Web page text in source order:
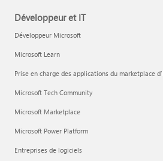
Développeur et IT
Développeur Microsoft
Microsoft Learn
Prise en charge des applications du marketplace
Microsoft Tech Community
Microsoft Marketplace
Microsoft Power Platform
Entreprises de logiciels